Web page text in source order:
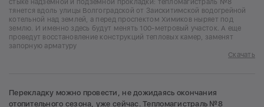
стыке надземной и подземной прокладки: тепломагистраль №8
тянется вдоль улицы Волгоградской от Заискитимской водогрейной
котельной над землей, а перед проспектом Химиков ныряет под
землю. И именно здесь будут менять 100-метровый участок. А еще
проведут восстановление конструкций тепловых камер, заменят
запорную арматуру
Скачать
Перекладку можно провести, не дожидаясь окончания
отопительного сезона, уже сейчас. Тепломагистраль №8